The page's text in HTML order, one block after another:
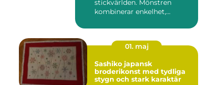
stickvärlden. Mönstren
kombinerar enkelhet,...
01. maj
Sashiko japansk
broderikonst med tydliga
stygn och stark karaktär